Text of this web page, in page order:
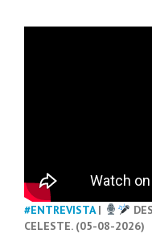
#ENTREVISTA|
CELESTE. (05-08-2026)